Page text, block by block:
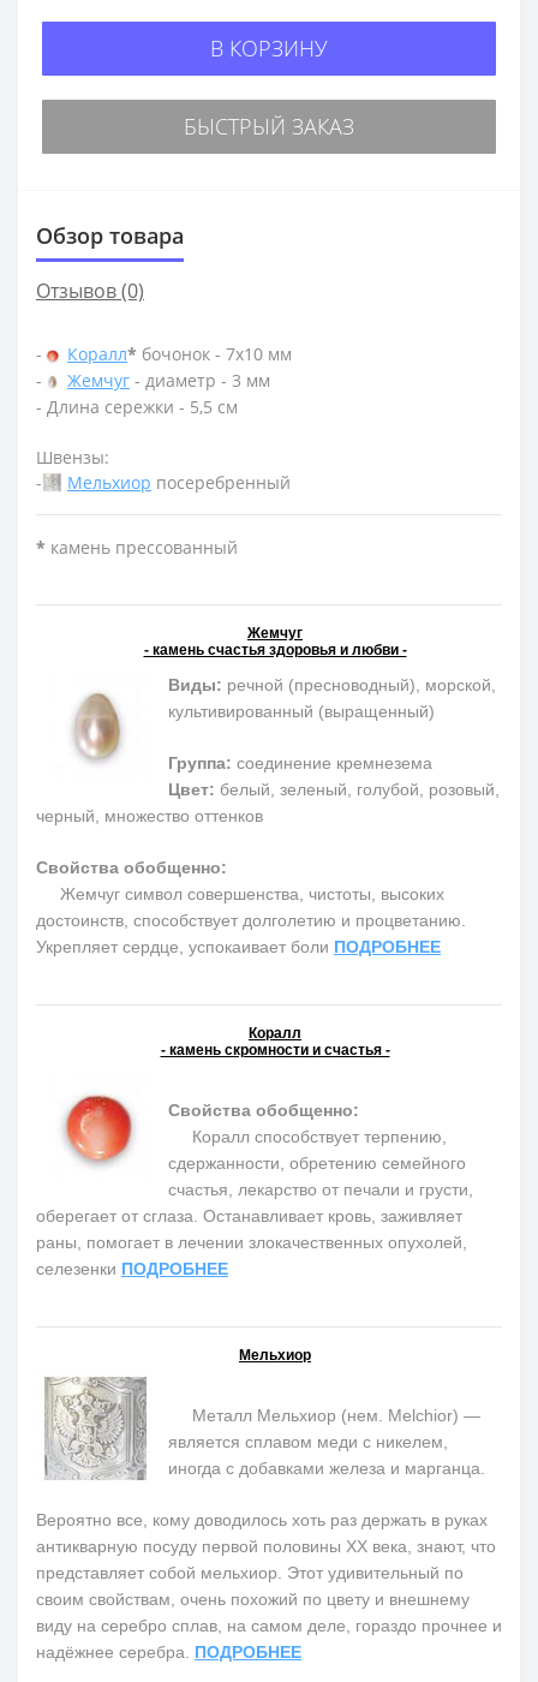
В КОРЗИНУ
БЫСТРЫЙ ЗАКАЗ
Обзор товара
Отзывов (0)
- Коралл* бочонок - 7х10 мм
-
Жемчуг - диаметр - 3 мм
- Длина сережки - 5,5 см
Швензы:
-
Мельхиор посеребренный
* камень прессованный
Жемчуг
- камень счастья здоровья и любви -
Виды: речной (пресноводный), морской,
культивированный (выращенный)
Группа: соединение кремнезема
Цвет: белый, зеленый, голубой, розовый,
черный, множество оттенков
Свойства обобщенно:
Жемчуг символ совершенства, чистоты, высоких
достоинств, способствует долголетию и процветанию.
Укрепляет сердце, успокаивает боли ПОДРОБНЕЕ
Коралл
- камень скромности и счастья -
Свойства обобщенно:
Коралл способствует терпению,
сдержанности, обретению семейного
счастья, лекарство от печали и грусти,
оберегает от сглаза. Останавливает кровь, заживляет
раны, помогает в лечении злокачественных опухолей,
селезенки ПОДРОБНЕЕ
Мельхиор
Металл Мельхиор (нем. Melchior) —
является сплавом меди с никелем,
иногда с добавками железа и марганца.
Вероятно все, кому доводилось хоть раз держать в руках
антикварную посуду первой половины ХХ века, знают, что
представляет собой мельхиор. Этот удивительный по
своим свойствам, очень похожий по цвету и внешнему
виду на серебро сплав, на самом деле, гораздо прочнее и
надёжнее серебра. ПОДРОБНЕЕ